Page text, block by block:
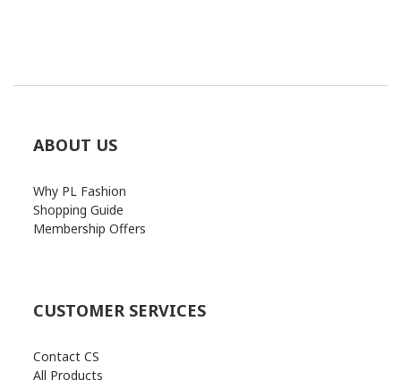
ABOUT US
Why PL Fashion
Shopping Guide
Membership Offers
CUSTOMER SERVICES
Contact CS
All Products